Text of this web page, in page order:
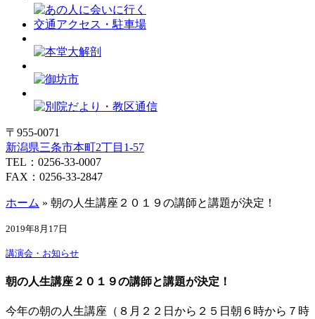
交通アクセス・駐車場
〒955-0071
新潟県三条市本町2丁目1-57
TEL：0256-33-0007
FAX：0256-33-2847
ホーム » 朝の人生講座２０１９の講師と講題が決定！
2019年8月17日
講演会・お知らせ
朝の人生講座２０１９の講師と講題が決定！
今年の朝の人生講座（８月２２日から２５日朝６時から７時